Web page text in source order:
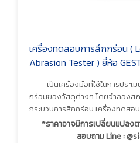
เครื่องทดสอบการสึกกร่อน (
Abrasion Tester ) ยี่ห้อ
เป็นเครื่องมือที่ใช้ในการประ
กร่อนของวัสดุต่างๆ โดยจำลองสภ
กระบวนการสึกกร่อน เครื่องทดสอ
*ราคาอาจมีการเปลี่ยนแปลง
สอบถาม Line :